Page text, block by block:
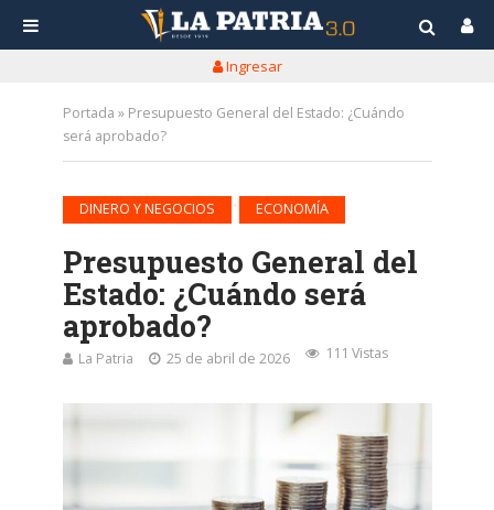
Ingresar
Portada » Presupuesto General del Estado: ¿Cuándo
será aprobado?
DINERO Y NEGOCIOS ECONOMÍA
Presupuesto General del
Estado: ¿Cuándo será
aprobado?
La Patria 25 de abril de 2026 111 Vistas